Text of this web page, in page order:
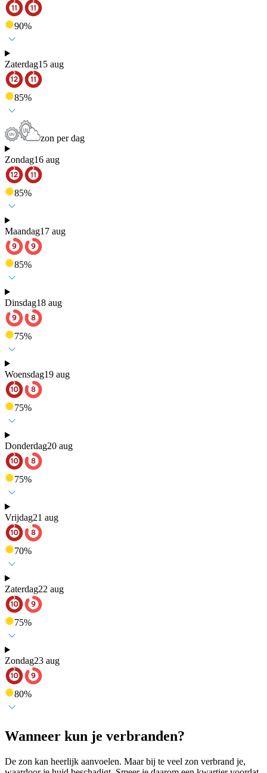
90%
Zaterdag15 aug
85%
zon per dag
Zondag16 aug
85%
Maandag17 aug
85%
Dinsdag18 aug
75%
Woensdag19 aug
75%
Donderdag20 aug
75%
Vrijdag21 aug
70%
Zaterdag22 aug
75%
Zondag23 aug
80%
Wanneer kun je verbranden?
De zon kan heerlijk aanvoelen. Maar bij te veel zon verbrand je,